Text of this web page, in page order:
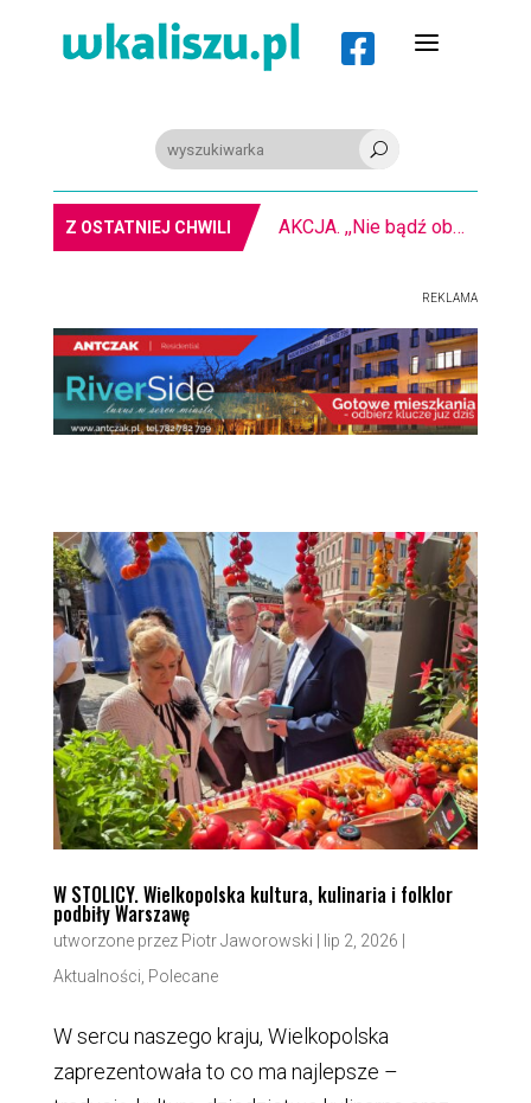
 a
U
Z OSTATNIEJ CHWILI AKCJA. ,,Nie bądź obojętny” na kaliskim rynku
REKLAMA
W STOLICY. Wielkopolska kultura, kulinaria i folklor
podbiły Warszawę
utworzone przez Piotr Jaworowski lip 2, 2026
Aktualności, Polecane
W sercu naszego kraju, Wielkopolska
zaprezentowała to co ma najlepsze –